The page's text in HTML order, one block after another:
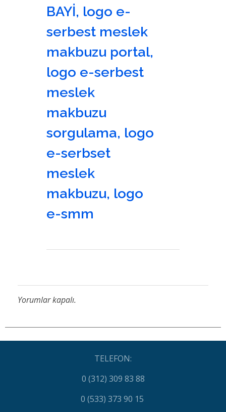
BAYİ, logo e-
serbest meslek
makbuzu portal,
logo e-serbest
meslek
makbuzu
sorgulama, logo
e-serbset
meslek
makbuzu, logo
e-smm
Yorumlar kapalı.
TELEFON:
0 (312) 309 83 88
0 (533) 373 90 15